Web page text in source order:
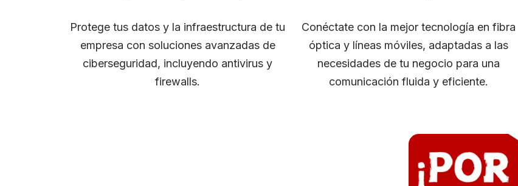
Protege tus datos y la infraestructura de tu
empresa con soluciones avanzadas de
ciberseguridad, incluyendo antivirus y
firewalls.
Conéctate con la mejor tecnología en fibra
óptica y líneas móviles, adaptadas a las
necesidades de tu negocio para una
comunicación fluida y eficiente.